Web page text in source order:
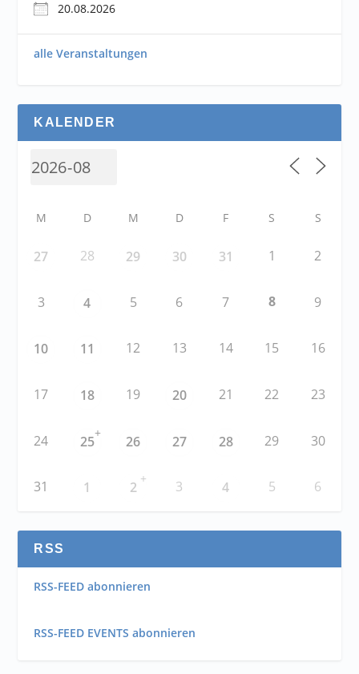
20.08.2026
alle Veranstaltungen
KALENDER
M D M D F S S
27 28 29 30 31 1 2
3 4 5 6 7 8 9
10 11 12 13 14 15 16
17 18 19 20 21 22 23
24 25
+
26 27 28 29 30
31 1 2
+ 3 4 5 6
RSS
RSS-FEED abonnieren
RSS-FEED EVENTS abonnieren